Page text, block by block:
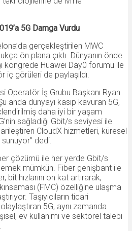
5G Damga Vurdu
gerçekleştirilen MWC
ön plana çıktı. Dünyanın önde
kongrede Huawei Day0 forumu ile
görüleri de paylaşıldı.
Operatör İş Grubu Başkanı Ryan
anda dünyayı kasıp kavuran 5G,
daha iyi bir yaşam
sağladığı Gbit/s seviyesi ile
CloudX hizmetleri, küresel
sunuyor” dedi.
çözümü ile her yerde Gbit/s
mümkün. Fiber genişbant ile
hızlarını on kat artırarak,
(FMC) özelliğine ulaşma
Taşıyıcıların ticari
5G, aynı zamanda
ev kullanımı ve sektörel talebi